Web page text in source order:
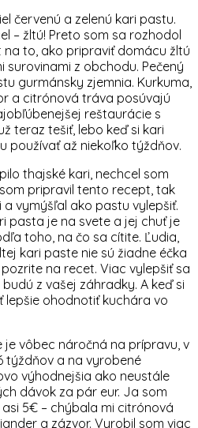
červenú a zelenú kari pastu.
– žltú! Preto som sa rozhodol
to, ako pripraviť domácu žltú
z obchodu. Pečený
gurmánsky zjemnia. Kurkuma,
a citrónová tráva posúvajú
reštaurácie s
teraz tešiť, lebo keď si kari
používať až niekoľko týždňov.
thajské kari, nechcel som
pripravil tento recept, tak
a vymýšľal ako pastu vylepšiť.
pasta je na svete a jej chuť je
toho, na čo sa cítite. Ľudia,
kari paste nie sú žiadne éčka
na recet. Viac vylepšiť sa
z vašej záhradky. A keď si
lepšie ohodnotiť kuchára vo
vôbec náročná na prípravu, v
týždňov a na vyrobené
výhodnejšia ako neustále
dávok za pár eur. Ja som
5€ – chýbala mi citrónová
a zázvor. Vyrobil som viac